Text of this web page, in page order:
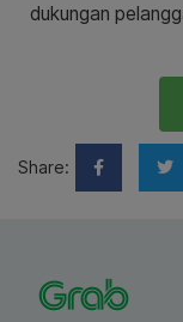
dukungan
Share: